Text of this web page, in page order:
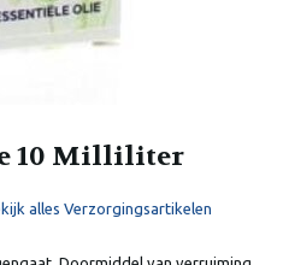
10 Milliliter
alles Verzorgingsartikelen